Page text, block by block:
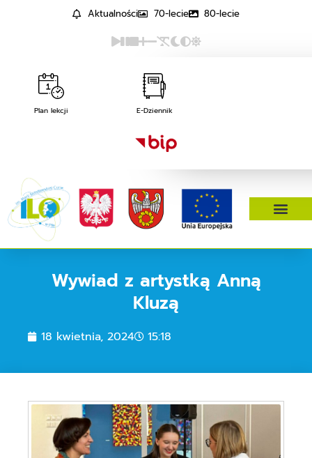
Aktualności 70-lecie 80-lecie
Plan lekcji E-Dziennik
Wywiad z artystką Anną
Kluzą
18 kwietnia, 2024 15:18